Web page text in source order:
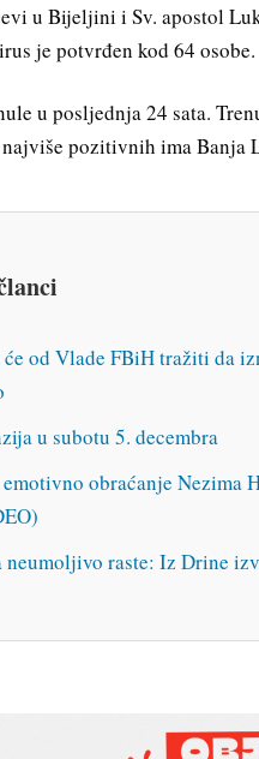
u Bijeljini i Sv. apostol
je potvrđen kod 64 osobe.
u posljednja 24 sata.
pozitivnih ima Banja
će od Vlade FBiH tražiti da
u subotu 5. decembra
obraćanje Nezima
neumoljivo raste: Iz Drine